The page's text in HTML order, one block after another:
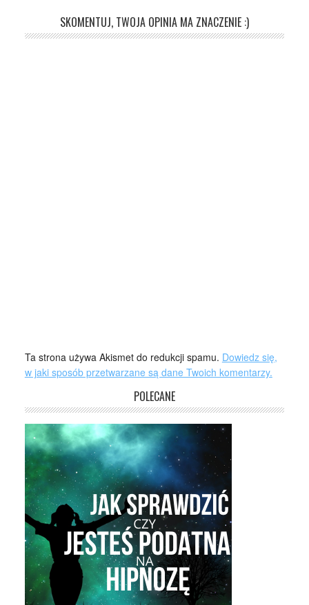
SKOMENTUJ, TWOJA OPINIA MA ZNACZENIE :)
Ta strona używa Akismet do redukcji spamu. Dowiedz się,
w jaki sposób przetwarzane są dane Twoich komentarzy.
POLECANE